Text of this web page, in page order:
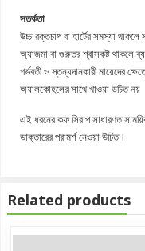
সতর্কতা
উচ্চ রক্তচাপ বা হার্টের সমস্যা থাকলে
অ্যাজমা বা গুরুতর শ্বাসকষ্ট থাকলে
গর্ভবতী ও স্তন্যদানকারী মায়েদের
অ্যালকোহলের সাথে খাওয়া উচিত নয়
এই ধরনের কফ সিরাপ সাধারণত
ডাক্তারের পরামর্শ নেওয়া উচিত।
Related products